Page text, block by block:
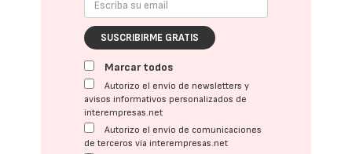
SUSCRIBIRME GRATIS
Marcar todos
Autorizo el envío de newsletters y
avisos informativos personalizados de
interempresas.net
Autorizo el envío de comunicaciones
de terceros vía interempresas.net